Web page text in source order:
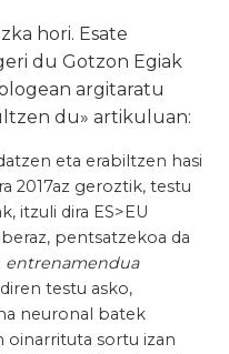
hori. Esate
du Gotzon Egiak
argitaratu
du» artikuluan:
eta erabiltzen hasi
2017az geroztik, testu
itzuli dira ES>EU
pentsatzekoa da
entrenamendua
testu asko,
neuronal batek
oinarrituta sortu izan